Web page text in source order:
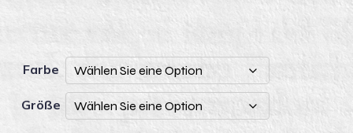
Farbe
Größe